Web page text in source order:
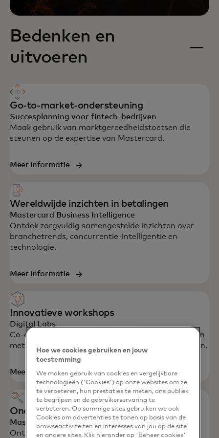
Bedenken en
uitvoeren
Go-to-market-ondersteuning
Succesplanning voor fintech-bedrijven
Maak gebruik van marktgereedheidstoetsen die
steunen op de expertise van Mastercard.
Meer informatie
Wereldwijde inzichten in betalingen
Mastercard Business Intelligence
Ontdek zorgvuldig samengestelde inzichten over
branchetrends, concurrentie-intelligentie en
technologie.
Meer informatie
Innovatieve workshops
Digital Labs
Co-creëer met Mastercard-experts om oplossingen
met grote impact en klantgerichtheid te ontwerpen.
Meer informatie
Ondersteuning voor waardepropositie
Mastercard Advisors
Ontwikkel waardeproposities voor consumenten
Hoe we cookies gebruiken en jouw
toestemming
We maken gebruik van cookies en vergelijkbare
technologieën ('Cookies') op onze websites om ze
te verbeteren, hun prestaties te meten, ons publiek
te begrijpen en de gebruikerservaring te
verbeteren. Op sommige sites gebruiken we ook
Cookies om advertenties te tonen op basis van de
browseactiviteiten en interesses van jou op de site
en andere sites. Klik hieronder op 'Beheer cookies'